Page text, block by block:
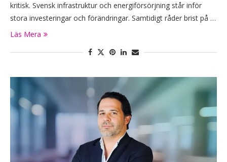
kritisk. Svensk infrastruktur och energiförsörjning står inför
stora investeringar och förändringar. Samtidigt råder brist på …
Läs Mera